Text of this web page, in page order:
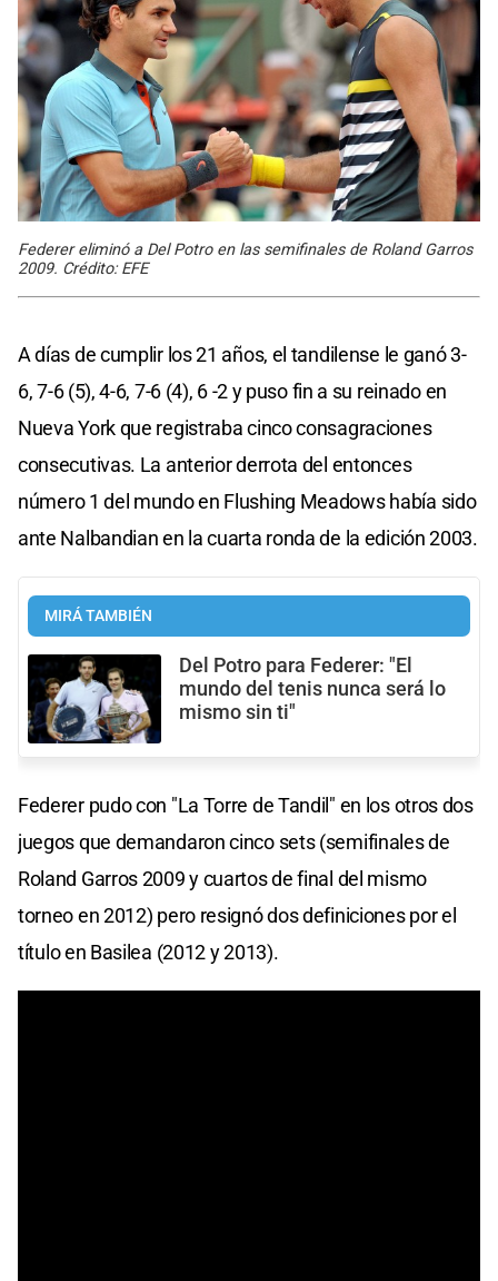
Federer eliminó a Del Potro en las semifinales de Roland Garros
2009. Crédito: EFE
A días de cumplir los 21 años, el tandilense le ganó 3-
6, 7-6 (5), 4-6, 7-6 (4), 6 -2 y puso fin a su reinado en
Nueva York que registraba cinco consagraciones
consecutivas. La anterior derrota del entonces
número 1 del mundo en Flushing Meadows había sido
ante Nalbandian en la cuarta ronda de la edición 2003.
MIRÁ TAMBIÉN
Del Potro para Federer: "El
mundo del tenis nunca será lo
mismo sin ti"
Federer pudo con "La Torre de Tandil" en los otros dos
juegos que demandaron cinco sets (semifinales de
Roland Garros 2009 y cuartos de final del mismo
torneo en 2012) pero resignó dos definiciones por el
título en Basilea (2012 y 2013).